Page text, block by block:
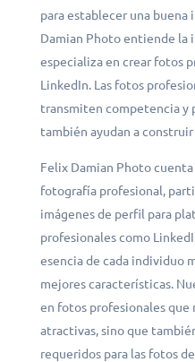
para establecer una
Damian Photo entiende la
especializa en crear fotos
LinkedIn. Las fotos
transmiten competencia y
también ayudan a
Felix Damian Photo
fotografía profesional,
imágenes de perfil para
profesionales como
esencia de cada individuo
mejores características.
en fotos profesionales que
atractivas, sino que
requeridos para las fotos